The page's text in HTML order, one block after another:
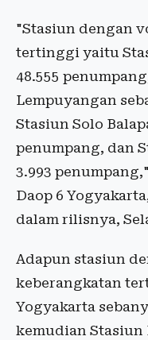
"Stasiun dengan
tertinggi yaitu
48.555
Lempuyangan
Stasiun Solo
penumpang, dan
3.993
Daop 6
dalam rilisnya,
Adapun stasiun
keberangkatan
Yogyakarta
kemudian Stasiun